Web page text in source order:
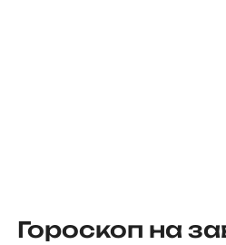
Гороскоп на